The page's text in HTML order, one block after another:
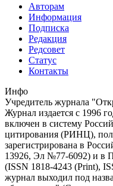
Авторам
Информация
Подписка
Редакция
Редсовет
Статус
Контакты
Инфо
Учредитель журнала
Журнал издается с 1996
включен в систему
цитирования (РИНЦ),
зарегистрирована в
13926, Эл №77-6092) и в
(ISSN 1818-4243 (Print),
журнал выходил под